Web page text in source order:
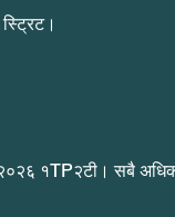
१TP२टी। सबै